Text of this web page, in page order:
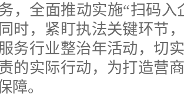
，全面推动实施“扫码入
时，紧盯执法关键环节
务行业整治年活动，切
的实际行动，为打造营
障。